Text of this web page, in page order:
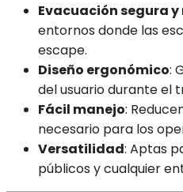
Evacuación segura
entornos donde las
escape.
Diseño ergonómico:
del usuario durante el
Fácil manejo:
necesario para los
Versatilidad: Aptas
públicos y cualquier